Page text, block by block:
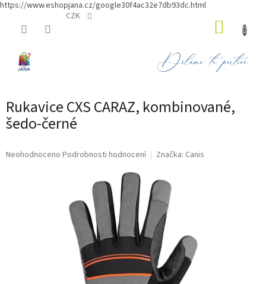
https://www.eshopjana.cz/google30f4ac32e7db93dc.html
CZK
Rukavice CXS CARAZ, kombinované,
šedo-černé
Průměrné
Neohodnoceno Podrobnosti hodnocení Značka: Canis